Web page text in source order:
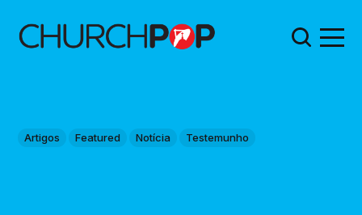
Artigos Featured Notícia Testemunho